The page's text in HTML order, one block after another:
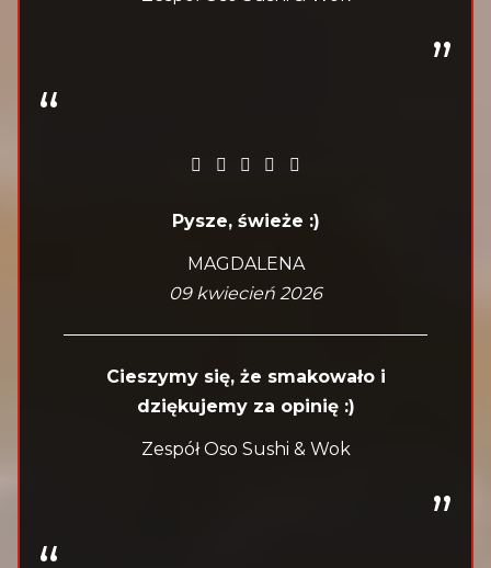
Pysze, świeże :)
MAGDALENA
09 kwiecień 2026
Cieszymy się, że smakowało i
dziękujemy za opinię :)
Zespół Oso Sushi & Wok